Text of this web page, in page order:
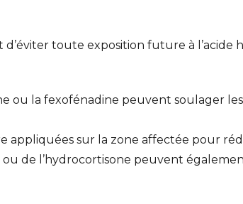
toute exposition future à l’acide
ou la fexofénadine peuvent soulager
appliquées sur la zone affectée pour
de l’hydrocortisone peuvent